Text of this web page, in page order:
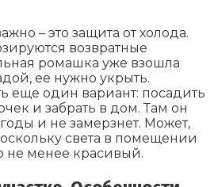
– это защита от холода.
возвратные
ромашка уже взошла
ее нужно укрыть.
еще один вариант: посадить
и забрать в дом. Там он
и не замерзнет. Может,
света в помещении
не менее красивый.